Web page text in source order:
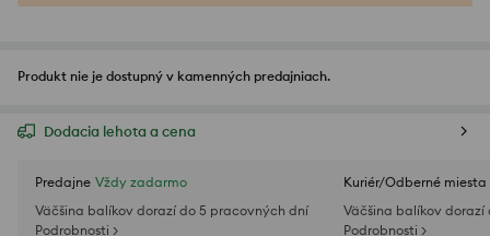
Produkt nie je dostupný v kamenných predajniach.
Dodacia lehota a cena
Predajne Vždy zadarmo
Väčšina balíkov dorazí do 5 pracovných dní
Podrobnosti >
Kuriér/Odberné miesta
Väčšina balíkov
Podrobnosti >